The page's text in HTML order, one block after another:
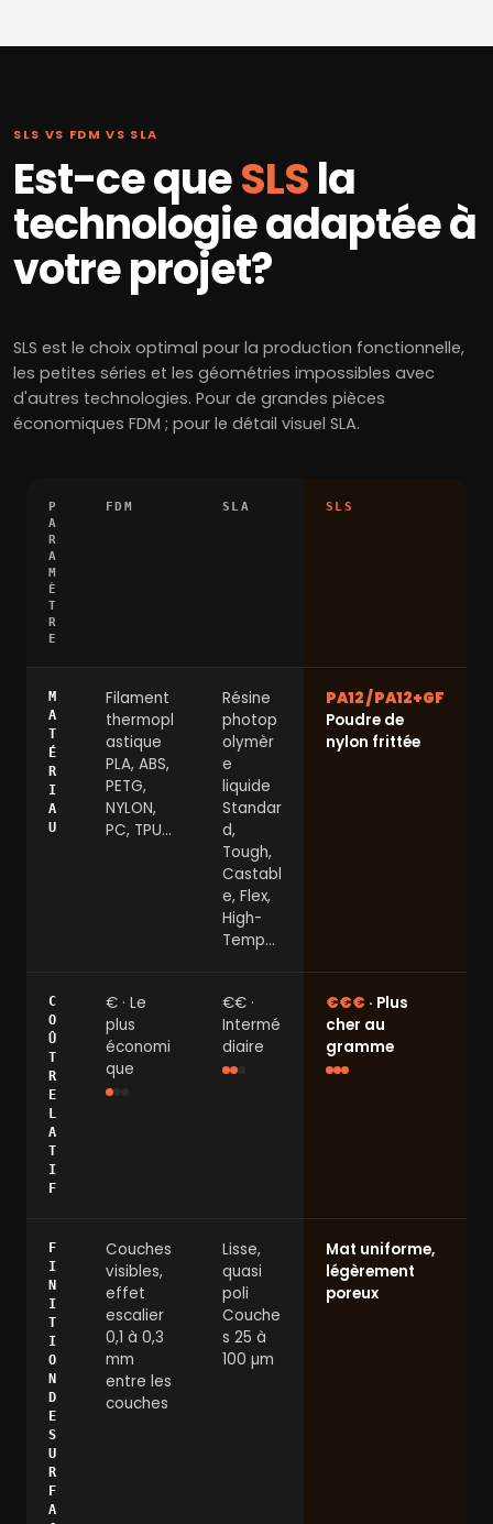
SLS VS FDM VS SLA
Est-ce queSLSla
technologie adaptée à
votre projet?
SLS est le choix optimal pour la production fonctionnelle,
les petites séries et les géométries impossibles avec
d'autres technologies. Pour de grandes pièces
économiques FDM ; pour le détail visuel SLA.
P
A
R
A
M
È
T
R
E
FDM SLA SLS
M
A
T
É
R
I
A
U
Filament
thermopl
astique
PLA, ABS,
PETG,
NYLON,
PC, TPU…
Résine
photop
olymèr
e
liquide
Standar
d,
Tough,
Castabl
e, Flex,
High-
Temp…
PA12 / PA12+GF
Poudre de
nylon frittée
C
O
Û
T
R
E
L
A
T
I
F
€ · Le
plus
économi
que
€€ ·
Intermé
diaire
€€€ · Plus
cher au
gramme
F
I
N
I
T
I
O
N
D
E
S
U
R
F
A
Couches
visibles,
effet
escalier
0,1 à 0,3
mm
entre les
couches
Lisse,
quasi
poli
Couche
s 25 à
100 µm
Mat uniforme,
légèrement
poreux